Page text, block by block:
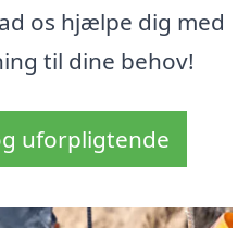
os hjælpe dig med
til dine behov!
uforpligtende